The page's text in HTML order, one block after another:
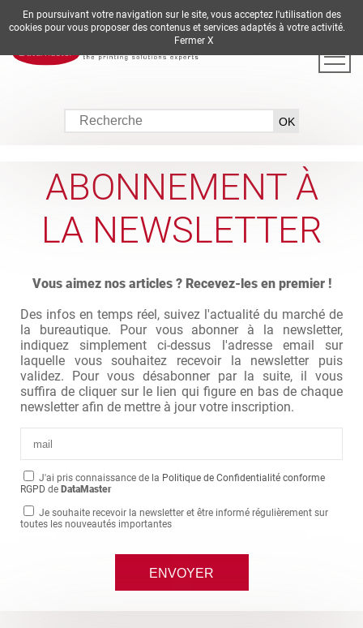
DE EN ES FR IT
ABONNEMENT À
LA NEWSLETTER
Vous aimez nos articles ? Recevez-les en premier !
Des infos en temps réel, suivez l'actualité du marché de
la bureautique. Pour vous abonner à la newsletter,
indiquez simplement ci-dessus l'adresse email sur
laquelle vous souhaitez recevoir la newsletter puis
validez. Pour vous désabonner par la suite, il vous
suffira de cliquer sur le lien qui figure en bas de chaque
newsletter afin de mettre à jour votre inscription.
J'ai pris connaissance de la Politique de Confidentialité conforme
RGPD de DataMaster
Je souhaite recevoir la newsletter et être informé régulièrement sur
toutes les nouveautés importantes
En poursuivant votre navigation sur le site, vous acceptez l'utilisation des
cookies pour vous proposer des contenus et services adaptés à votre activité.
Fermer X